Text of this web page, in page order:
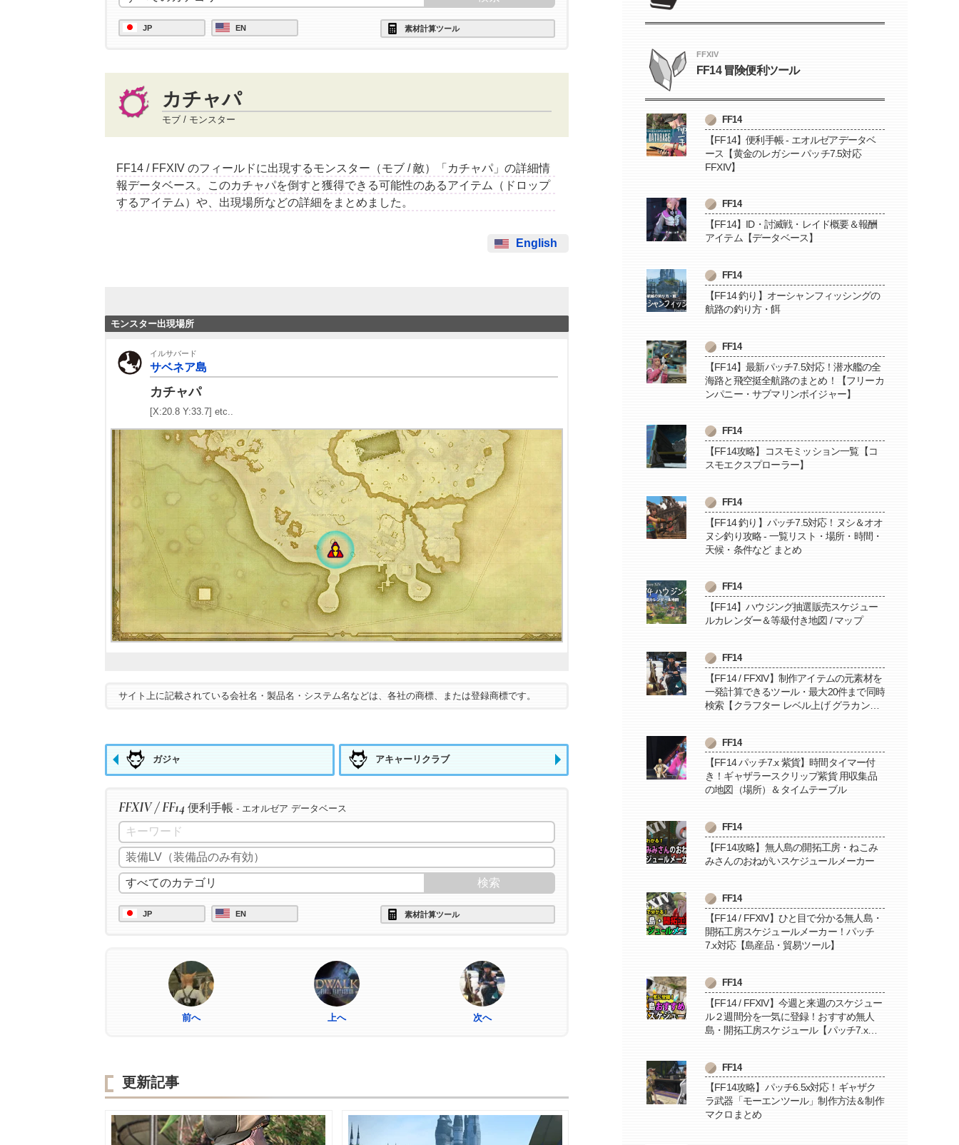
JP EN 素材計算ツール
カチャパ
モブ / モンスター
FF14 / FFXIV のフィールドに出現するモンスター（モブ / 敵）「カチャパ」の詳細情
報データベース。このカチャパを倒すと獲得できる可能性のあるアイテム（ドロップ
するアイテム）や、出現場所などの詳細をまとめました。
English
モンスター出現場所
イルサバード
サベネア島
カチャパ
[X:20.8 Y:33.7] etc..
サイト上に記載されている会社名・製品名・システム名などは、各社の商標、または登録商標です。
ガジャ アキャーリクラブ
FFXIV / FF14 便利手帳 - エオルゼア データベース
JP EN 素材計算ツール
前へ 上へ 次へ
更新記事
FFXIV
FF14 冒険便利ツール
FF14
【FF14】便利手帳 - エオルゼアデータベ
ース【黄金のレガシー パッチ7.5対応
FFXIV】
FF14
【FF14】ID・討滅戦・レイド概要＆報酬
アイテム【データベース】
FF14
【FF14 釣り】オーシャンフィッシングの
航路の釣り方・餌
FF14
【FF14】最新パッチ7.5対応！潜水艦の全
海路と飛空挺全航路のまとめ！【フリーカ
ンパニー・サブマリンボイジャー】
FF14
【FF14攻略】コスモミッション一覧【コ
スモエクスプローラー】
FF14
【FF14 釣り】パッチ7.5対応！ヌシ＆オオ
ヌシ釣り攻略 - 一覧リスト・場所・時間・
天候・条件など まとめ
FF14
【FF14】ハウジング抽選販売スケジュー
ルカレンダー＆等級付き地図 / マップ
FF14
【FF14 / FFXIV】制作アイテムの元素材を
一発計算できるツール・最大20件まで同時
検索【クラフター レベル上げ グラカン納
FF14
【FF14 パッチ7.x 紫貨】時間タイマー付
き！ギャザラースクリップ紫貨 用収集品
の地図（場所）＆タイムテーブル
FF14
【FF14攻略】無人島の開拓工房・ねこみ
みさんのおねがいスケジュールメーカー
FF14
【FF14 / FFXIV】ひと目で分かる無人島・
開拓工房スケジュールメーカー！パッチ
7.x対応【島産品・貿易ツール】
FF14
【FF14 / FFXIV】今週と来週のスケジュー
ル２週間分を一気に登録！おすすめ無人
島・開拓工房スケジュール【パッチ7.x対
FF14
【FF14攻略】パッチ6.5x対応！ギャザク
ラ武器「モーエンツール」制作方法＆制作
マクロまとめ